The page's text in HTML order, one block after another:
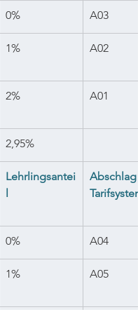
0% A03
1% A02
2% A01
2,95%
Lehrlingsantei
Abschlag
Tarifsystem
0% A04
1% A05